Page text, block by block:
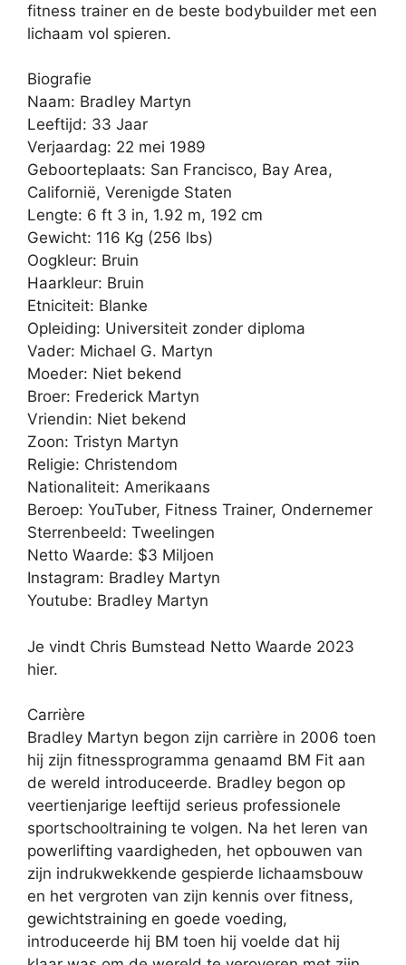
fitness trainer en de beste bodybuilder met een
lichaam vol spieren.
Biografie
Naam: Bradley Martyn
Leeftijd: 33 Jaar
Verjaardag: 22 mei 1989
Geboorteplaats: San Francisco, Bay Area,
Californië, Verenigde Staten
Lengte: 6 ft 3 in, 1.92 m, 192 cm
Gewicht: 116 Kg (256 lbs)
Oogkleur: Bruin
Haarkleur: Bruin
Etniciteit: Blanke
Opleiding: Universiteit zonder diploma
Vader: Michael G. Martyn
Moeder: Niet bekend
Broer: Frederick Martyn
Vriendin: Niet bekend
Zoon: Tristyn Martyn
Religie: Christendom
Nationaliteit: Amerikaans
Beroep: YouTuber, Fitness Trainer, Ondernemer
Sterrenbeeld: Tweelingen
Netto Waarde: $3 Miljoen
Instagram: Bradley Martyn
Youtube: Bradley Martyn
Je vindt Chris Bumstead Netto Waarde 2023
hier.
Carrière
Bradley Martyn begon zijn carrière in 2006 toen
hij zijn fitnessprogramma genaamd BM Fit aan
de wereld introduceerde. Bradley begon op
veertienjarige leeftijd serieus professionele
sportschooltraining te volgen. Na het leren van
powerlifting vaardigheden, het opbouwen van
zijn indrukwekkende gespierde lichaamsbouw
en het vergroten van zijn kennis over fitness,
gewichtstraining en goede voeding,
introduceerde hij BM toen hij voelde dat hij